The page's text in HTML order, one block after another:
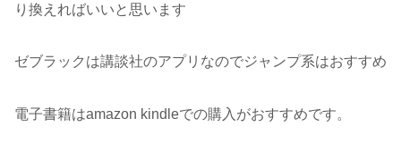
り換えればいいと思います
ゼブラックは講談社のアプリなのでジャンプ系はおすすめ
電子書籍はamazon kindleでの購入がおすすめです。